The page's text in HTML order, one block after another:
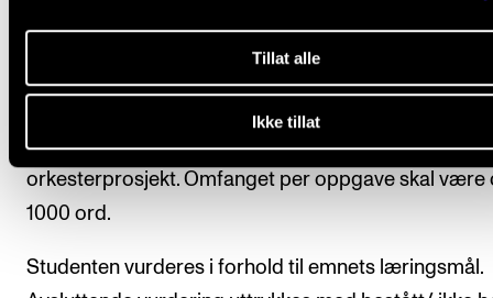
Tillat alle
Ikke tillat
hvert av de fire orkesterprosjektene. Oppgaven skal
leveres faglærer senest to uker etter avsluttet
orkesterprosjekt. Omfanget per oppgave skal være
1000 ord.
Studenten vurderes i forhold til emnets læringsmål.